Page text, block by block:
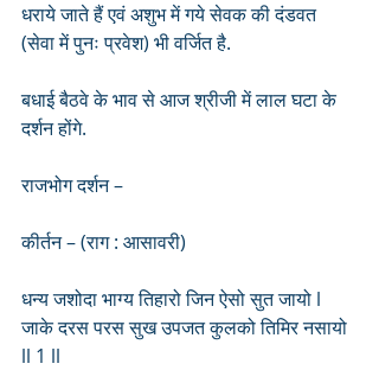
धराये जाते हैं एवं अशुभ में गये सेवक की दंडवत
(सेवा में पुनः प्रवेश) भी वर्जित है.
बधाई बैठवे के भाव से आज श्रीजी में लाल घटा के
दर्शन होंगे.
राजभोग दर्शन –
कीर्तन – (राग : आसावरी)
धन्य जशोदा भाग्य तिहारो जिन ऐसो सुत जायो l
जाके दरस परस सुख उपजत कुलको तिमिर नसायो
ll 1 ll